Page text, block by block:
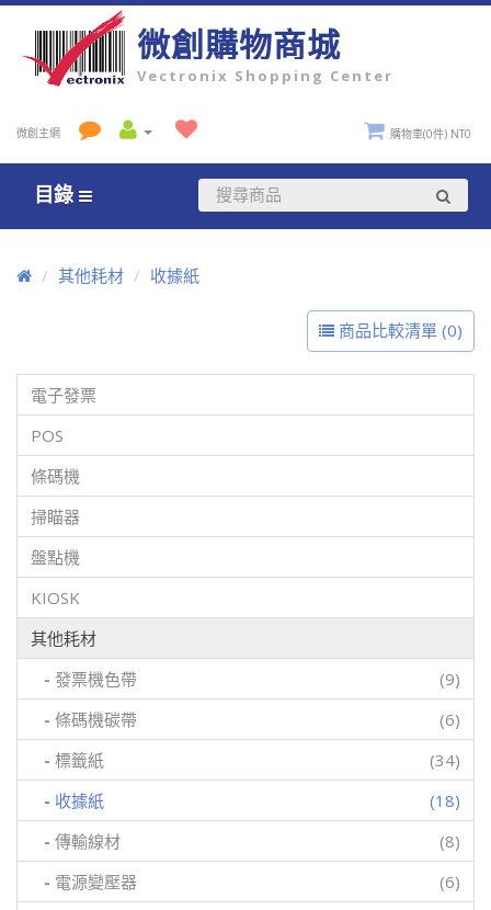
微創購物商城
Vectronix Shopping Center
微創主網 購物車(0件) NT0
目錄
其他耗材 收據紙
商品比較清單 (0)
電子發票
POS
條碼機
掃瞄器
盤點機
KIOSK
其他耗材
- 發票機色帶
(9)
- 條碼機碳帶
(6)
- 標籤紙
(34)
- 收據紙
(18)
- 傳輸線材
(8)
- 電源變壓器
(6)